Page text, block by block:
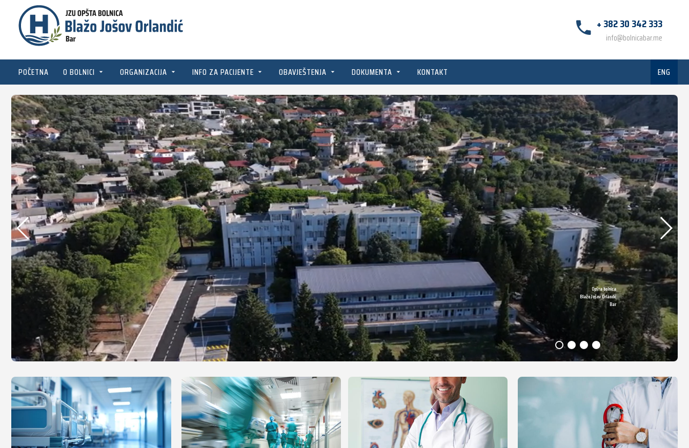
+ 382 30 342 333
info@bolnicabar.me
POČETNA O BOLNICI ORGANIZACIJA INFO ZA PACIJENTE OBAVJEŠTENJA DOKUMENTA KONTAKT ENG
Opšta bolnica
Blažo Jošov Orlandić
Bar
DETALJNIJE DETALJNIJE DETALJNIJE DETALJNIJE